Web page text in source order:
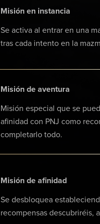
Misión en instancia
Se activa al entrar en una
tras cada intento en la
Misión de aventura
Misión especial que se
afinidad con PNJ como
completarlo todo.
Misión de afinidad
Se desbloquea
recompensas descubriréis,